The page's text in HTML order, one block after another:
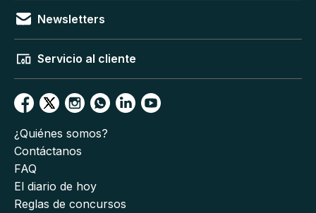
Newsletters
Servicio al cliente
¿Quiénes somos?
Contáctanos
FAQ
El diario de hoy
Reglas de concursos